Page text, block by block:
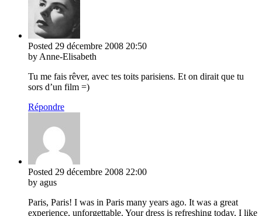
Posted 29 décembre 2008 20:50
by Anne-Elisabeth
Tu me fais rêver, avec tes toits parisiens. Et on dirait que tu
sors d’un film =)
Répondre
Posted 29 décembre 2008 22:00
by agus
Paris, Paris! I was in Paris many years ago. It was a great
experience, unforgettable. Your dress is refreshing today, I like